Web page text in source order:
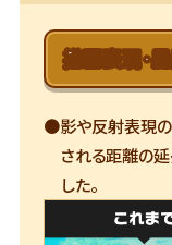
描画表現・
●影や反射表現の
される距離の
した。